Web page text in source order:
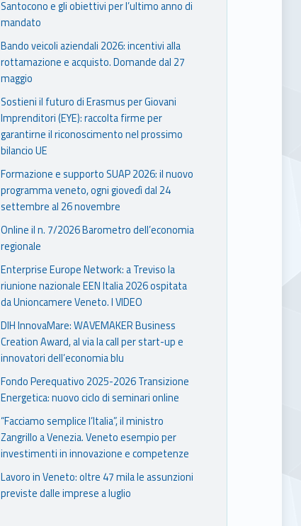
Santocono e gli obiettivi per l’ultimo anno di
mandato
Bando veicoli aziendali 2026: incentivi alla
rottamazione e acquisto. Domande dal 27
maggio
Sostieni il futuro di Erasmus per Giovani
Imprenditori (EYE): raccolta firme per
garantirne il riconoscimento nel prossimo
bilancio UE
Formazione e supporto SUAP 2026: il nuovo
programma veneto, ogni giovedì dal 24
settembre al 26 novembre
Online il n. 7/2026 Barometro dell’economia
regionale
Enterprise Europe Network: a Treviso la
riunione nazionale EEN Italia 2026 ospitata
da Unioncamere Veneto. I VIDEO
DIH InnovaMare: WAVEMAKER Business
Creation Award, al via la call per start-up e
innovatori dell’economia blu
Fondo Perequativo 2025-2026 Transizione
Energetica: nuovo ciclo di seminari online
“Facciamo semplice l’Italia”, il ministro
Zangrillo a Venezia. Veneto esempio per
investimenti in innovazione e competenze
Lavoro in Veneto: oltre 47 mila le assunzioni
previste dalle imprese a luglio